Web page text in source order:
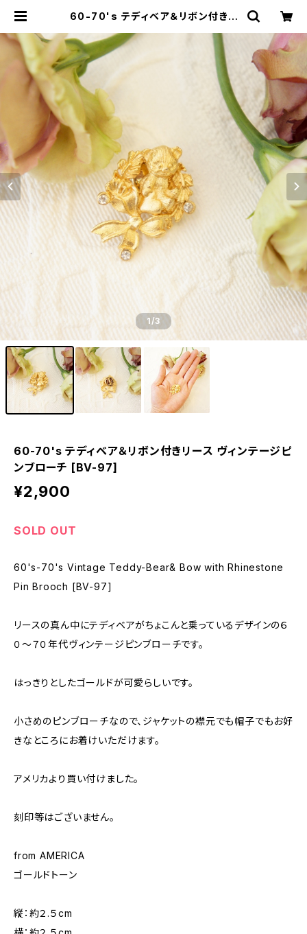
60-70's テディベア＆リボン付きリ
97] | miñangos web shop
1/3
60-70's テディベア＆リボン付きリース ヴィンテージピ
ンブローチ [BV-97]
¥2,900
SOLD OUT
60's-70's Vintage Teddy-Bear& Bow with Rhinestone
Pin Brooch [BV-97]
リースの真ん中にテディベアがちょこんと乗っているデザインの６
０〜７０年代ヴィンテージピンブローチです。
はっきりとしたゴールドが可愛らしいです。
小さめのピンブローチなので、ジャケットの襟元でも帽子でもお好
きなところにお着けいただけます。
アメリカより買い付けました。
刻印等はございません。
from AMERICA
ゴールドトーン
縦：約２.５cm